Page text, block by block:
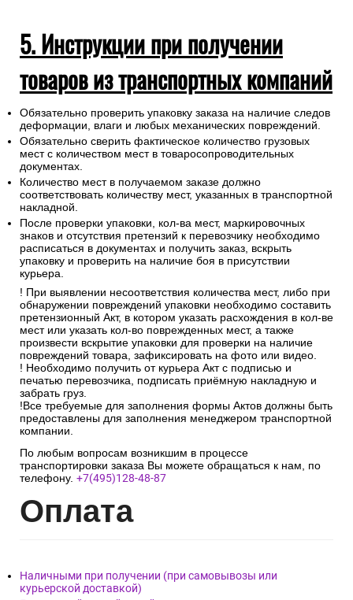
5. Инструкции при получении
товаров из транспортных компаний
Обязательно проверить упаковку заказа на наличие следов
деформации, влаги и любых механических повреждений.
Обязательно сверить фактическое количество грузовых
мест с количеством мест в товаросопроводительных
документах.
Количество мест в получаемом заказе должно
соответствовать количеству мест, указанных в транспортной
накладной.
После проверки упаковки, кол-ва мест, маркировочных
знаков и отсутствия претензий к перевозчику необходимо
расписаться в документах и получить заказ, вскрыть
упаковку и проверить на наличие боя в присутствии
курьера.
! При выявлении несоответствия количества мест, либо при
обнаружении повреждений упаковки необходимо составить
претензионный Акт, в котором указать расхождения в кол-ве
мест или указать кол-во поврежденных мест, а также
произвести вскрытие упаковки для проверки на наличие
повреждений товара, зафиксировать на фото или видео.
! Необходимо получить от курьера Акт с подписью и
печатью перевозчика, подписать приёмную накладную и
забрать груз.
!Все требуемые для заполнения формы Актов должны быть
предоставлены для заполнения менеджером транспортной
компании.
По любым вопросам возникшим в процессе
транспортировки заказа Вы можете обращаться к нам, по
телефону. +7(495)128-48-87
Оплата
Наличными при получении (при самовывозы или
курьерской доставкой)